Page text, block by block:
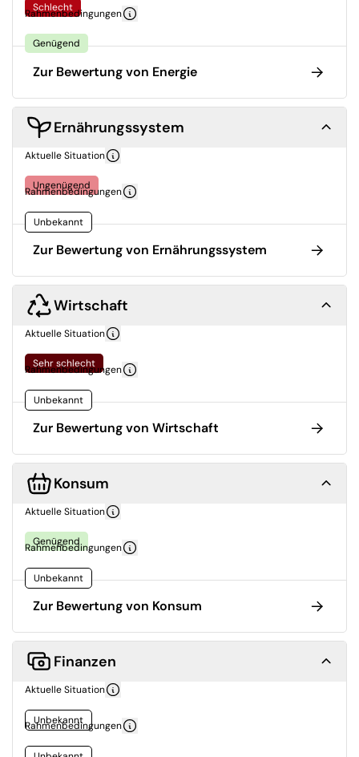
Schlecht
Rahmenbedingungen
Genügend
Zur Bewertung von Energie
Ernährungssystem
Aktuelle Situation
Ungenügend
Rahmenbedingungen
Unbekannt
Zur Bewertung von Ernährungssystem
Wirtschaft
Aktuelle Situation
Sehr schlecht
Rahmenbedingungen
Unbekannt
Zur Bewertung von Wirtschaft
Konsum
Aktuelle Situation
Genügend
Rahmenbedingungen
Unbekannt
Zur Bewertung von Konsum
Finanzen
Aktuelle Situation
Unbekannt
Rahmenbedingungen